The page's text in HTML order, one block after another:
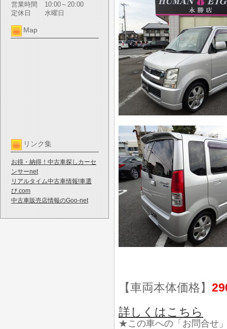
営業時間
10:00～20:00
定休日
水曜日
Map
リンク集
お得・納得！中古車探しカーセ
ンサーnet
リアルタイム中古車情報!車選
び.com
中古車販売店情報のGoo-net
【車両本体価格】
詳しくはこちら
★この車への「お問合せ